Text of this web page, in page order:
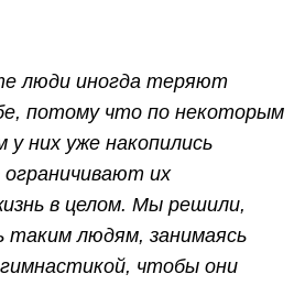
люди иногда теряют
потому что по некоторым
них уже накопились
их
в целом. Мы решили,
таким людям, занимаясь
чтобы они